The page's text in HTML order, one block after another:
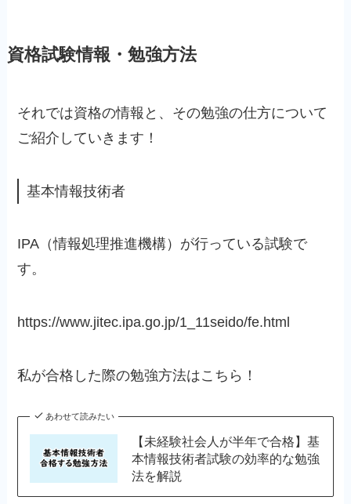
資格試験情報・勉強方法
それでは資格の情報と、その勉強の仕方について
ご紹介していきます！
基本情報技術者
IPA（情報処理推進機構）が行っている試験で
す。
https://www.jitec.ipa.go.jp/1_11seido/fe.html
私が合格した際の勉強方法はこちら！
あわせて読みたい
【未経験社会人が半年で合格】基
本情報技術者試験の効率的な勉強
法を解説